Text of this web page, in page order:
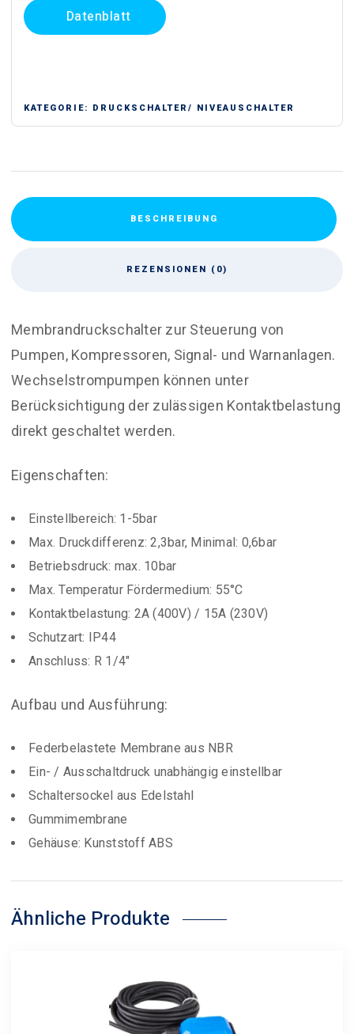
Menge
Datenblatt
KATEGORIE: DRUCKSCHALTER/ NIVEAUSCHALTER
BESCHREIBUNG
REZENSIONEN (0)
Membrandruckschalter zur Steuerung von
Pumpen, Kompressoren, Signal- und Warnanlagen.
Wechselstrompumpen können unter
Berücksichtigung der zulässigen Kontaktbelastung
direkt geschaltet werden.
Eigenschaften:
Einstellbereich: 1-5bar
Max. Druckdifferenz: 2,3bar, Minimal: 0,6bar
Betriebsdruck: max. 10bar
Max. Temperatur Fördermedium: 55°C
Kontaktbelastung: 2A (400V) / 15A (230V)
Schutzart: IP44
Anschluss: R 1/4″
Aufbau und Ausführung:
Federbelastete Membrane aus NBR
Ein- / Ausschaltdruck unabhängig einstellbar
Schaltersockel aus Edelstahl
Gummimembrane
Gehäuse: Kunststoff ABS
Ähnliche Produkte